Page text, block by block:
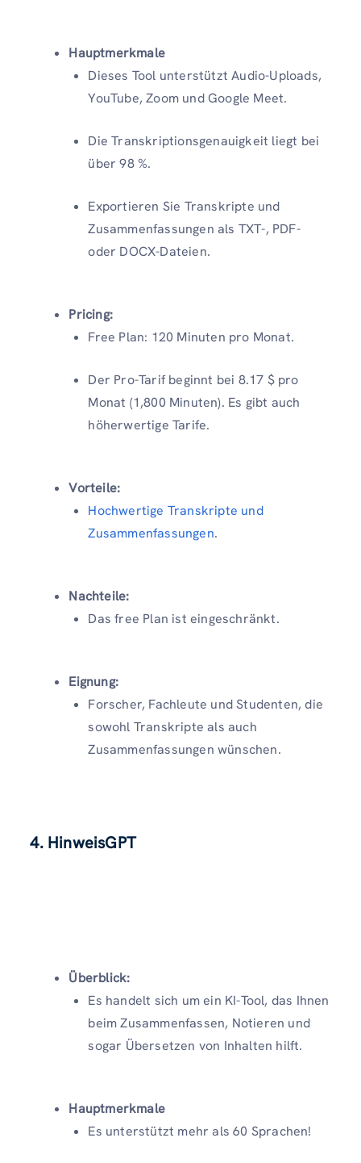
Hauptmerkmale
Dieses Tool unterstützt Audio-Uploads,
YouTube, Zoom und Google Meet.
Die Transkriptionsgenauigkeit liegt bei
über 98 %.
Exportieren Sie Transkripte und
Zusammenfassungen als TXT-, PDF-
oder DOCX-Dateien.
Pricing:
Free Plan: 120 Minuten pro Monat.
Der Pro-Tarif beginnt bei 8.17 $ pro
Monat (1,800 Minuten). Es gibt auch
höherwertige Tarife.
Vorteile:
Hochwertige Transkripte und
Zusammenfassungen.
Nachteile:
Das free Plan ist eingeschränkt.
Eignung:
Forscher, Fachleute und Studenten, die
sowohl Transkripte als auch
Zusammenfassungen wünschen.
4. HinweisGPT
Überblick:
Es handelt sich um ein KI-Tool, das Ihnen
beim Zusammenfassen, Notieren und
sogar Übersetzen von Inhalten hilft.
Hauptmerkmale
Es unterstützt mehr als 60 Sprachen!